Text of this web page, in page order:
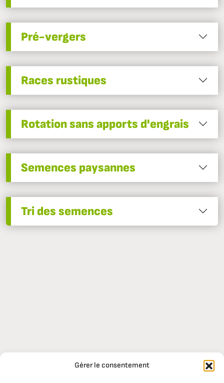
Gérer le consentement
Pré-vergers
Races rustiques
Rotation sans apports d'engrais
Semences paysannes
Tri des semences